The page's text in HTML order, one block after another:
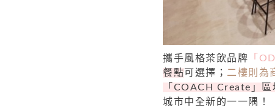
攜手風格茶飲品牌 「
餐點可選擇； 二樓則為
「COACH Create」區
城市中全新的一一隅！